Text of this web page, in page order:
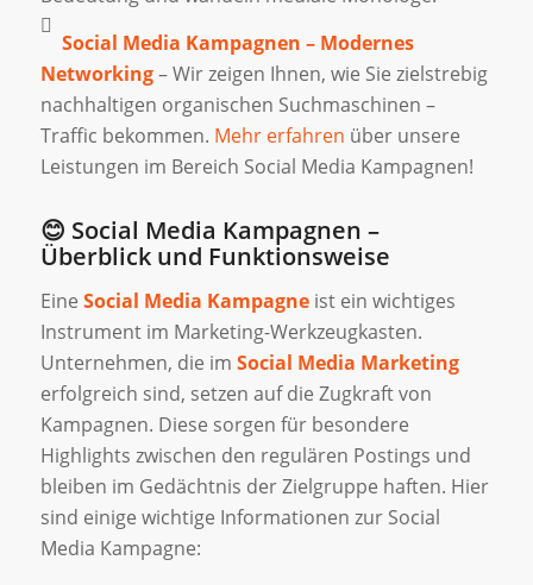
Social Media Kampagnen – Modernes
Networking– Wir zeigen Ihnen, wie Sie zielstrebig
nachhaltigen organischen Suchmaschinen –
Traffic bekommen. Mehr erfahren über unsere
Leistungen im Bereich Social Media Kampagnen!
😊 Social Media Kampagnen –
Überblick und Funktionsweise
Eine Social Media Kampagneist ein wichtiges
Instrument im Marketing-Werkzeugkasten.
Unternehmen, die im Social Media Marketing
erfolgreich sind, setzen auf die Zugkraft von
Kampagnen. Diese sorgen für besondere
Highlights zwischen den regulären Postings und
bleiben im Gedächtnis der Zielgruppe haften. Hier
sind einige wichtige Informationen zur Social
Media Kampagne: